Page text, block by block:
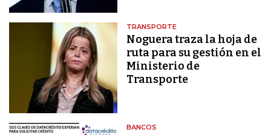
TRANSPORTE
Noguera traza la hoja de
ruta para su gestión en el
Ministerio de
Transporte
BANCOS